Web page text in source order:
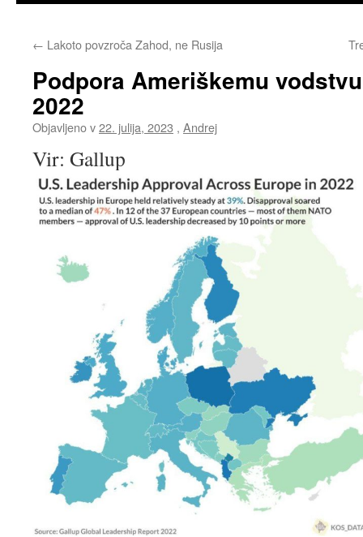
← Lakoto povzroča Zahod, ne Rusija
Podpora Ameriškemu
2022
Objavljeno v22. julija, 2023 , Andrej
Vir: Gallup